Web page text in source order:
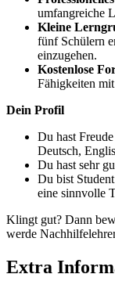
umfangreiche
Kleine
fünf Schülern
einzugehen.
Kostenlose
Fähigkeiten
Dein Profil
Du hast
Deutsch,
Du hast sehr
Du bist
eine sinnvolle
Klingt gut? Dann
werde
Extra